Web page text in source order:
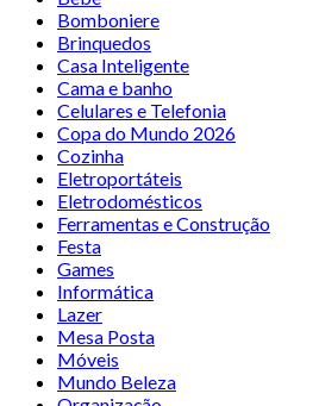
Bomboniere
Brinquedos
Casa Inteligente
Cama e banho
Celulares e Telefonia
Copa do Mundo 2026
Cozinha
Eletroportáteis
Eletrodomésticos
Ferramentas e Construção
Festa
Games
Informática
Lazer
Mesa Posta
Móveis
Mundo Beleza